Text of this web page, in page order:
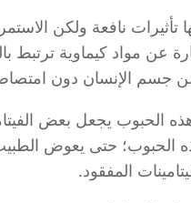
جسم الإنسان دون
الحبوب يجعل بعض
الحبوب؛ حتى يعوض
المفقود.